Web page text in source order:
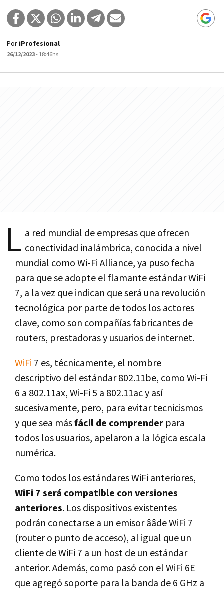
Por iProfesional
26/12/2023- 18:46hs
L a red mundial de empresas que ofrecen
conectividad inalámbrica, conocida a nivel
mundial como Wi-Fi Alliance, ya puso fecha
para que se adopte el flamante estándar WiFi
7, a la vez que indican que será una revolución
tecnológica por parte de todos los actores
clave, como son compañías fabricantes de
routers, prestadoras y usuarios de internet.
WiFi 7 es, técnicamente, el nombre
descriptivo del estándar 802.11be, como Wi-Fi
6 a 802.11ax, Wi-Fi 5 a 802.11ac y así
sucesivamente, pero, para evitar tecnicismos
y que sea másfácil de comprender para
todos los usuarios, apelaron a la lógica escala
numérica.
Como todos los estándares WiFi anteriores,
WiFi 7 será compatible con versiones
anteriores. Los dispositivos existentes
podrán conectarse a un emisor ââde WiFi 7
(router o punto de acceso), al igual que un
cliente de WiFi 7 a un host de un estándar
anterior. Además, como pasó con el WiFi 6E
que agregó soporte para la banda de 6 GHz a